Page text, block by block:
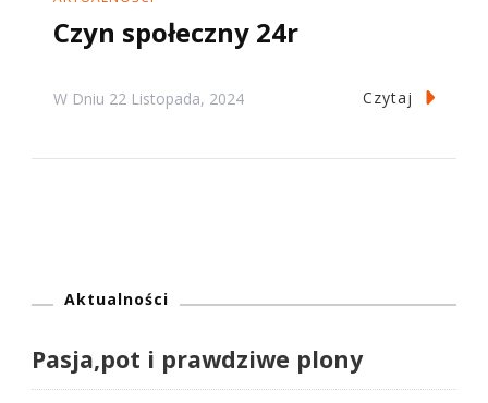
Czyn społeczny 24r
W Dniu 22 Listopada, 2024 Czytaj
Aktualności
Pasja,pot i prawdziwe plony